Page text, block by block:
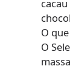
O
O